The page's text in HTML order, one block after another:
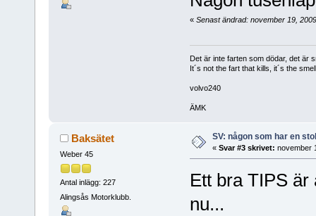
« Senast ändrad: november 19,
Det är inte farten som dödar, det är
It´s not the fart that kills, it´s the
volvo240
ÄMK
Baksätet
Weber 45
Antal inlägg: 227
Alingsås Motorklubb.
SV: någon som har en
« Svar #3 skrivet: november
Ett bra TIPS
nu...